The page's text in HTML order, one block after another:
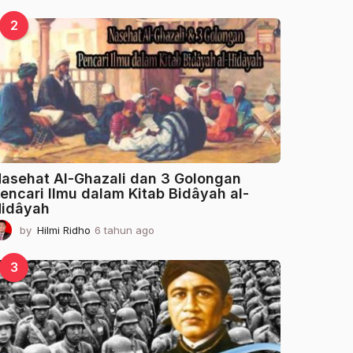
a
h
u
n
a
g
o
2
Al-Ghazali dan 3 Golongan
Ilmu dalam Kitab Bidâyah al-
by Hilmi Ridho 6 tahun ago
a
h
u
n
a
g
o
3